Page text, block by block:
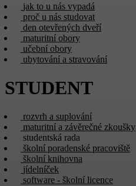
jak to u nás vypadá
proč u nás studovat
den otevřených dveří
maturitní obory
učební obory
ubytování a stravování
STUDENT
rozvrh a suplování
maturitní a závěrečné zkoušky
studentská rada
školní poradenské pracoviště
školní knihovna
jídelníček
software - školní licence